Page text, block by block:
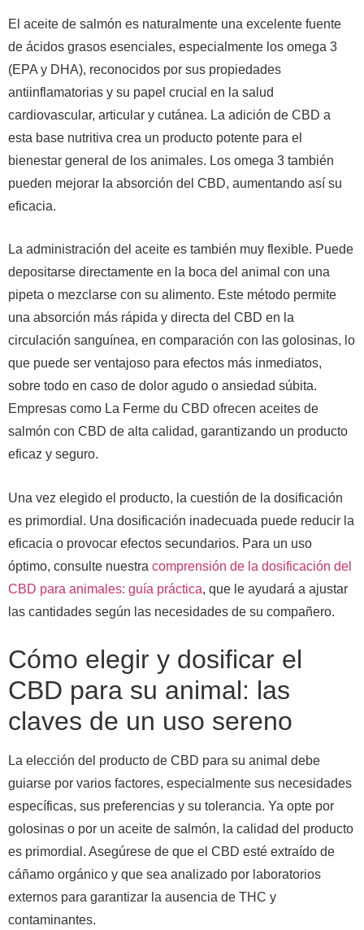
El aceite de salmón es naturalmente una excelente fuente
de ácidos grasos esenciales, especialmente los omega 3
(EPA y DHA), reconocidos por sus propiedades
antiinflamatorias y su papel crucial en la salud
cardiovascular, articular y cutánea. La adición de CBD a
esta base nutritiva crea un producto potente para el
bienestar general de los animales. Los omega 3 también
pueden mejorar la absorción del CBD, aumentando así su
eficacia.
La administración del aceite es también muy flexible. Puede
depositarse directamente en la boca del animal con una
pipeta o mezclarse con su alimento. Este método permite
una absorción más rápida y directa del CBD en la
circulación sanguínea, en comparación con las golosinas, lo
que puede ser ventajoso para efectos más inmediatos,
sobre todo en caso de dolor agudo o ansiedad súbita.
Empresas como La Ferme du CBD ofrecen aceites de
salmón con CBD de alta calidad, garantizando un producto
eficaz y seguro.
Una vez elegido el producto, la cuestión de la dosificación
es primordial. Una dosificación inadecuada puede reducir la
eficacia o provocar efectos secundarios. Para un uso
óptimo, consulte nuestra comprensión de la dosificación del
CBD para animales: guía práctica, que le ayudará a ajustar
las cantidades según las necesidades de su compañero.
Cómo elegir y dosificar el
CBD para su animal: las
claves de un uso sereno
La elección del producto de CBD para su animal debe
guiarse por varios factores, especialmente sus necesidades
específicas, sus preferencias y su tolerancia. Ya opte por
golosinas o por un aceite de salmón, la calidad del producto
es primordial. Asegúrese de que el CBD esté extraído de
cáñamo orgánico y que sea analizado por laboratorios
externos para garantizar la ausencia de THC y
contaminantes.